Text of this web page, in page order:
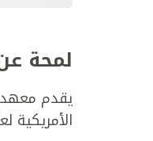
لمحة
يقدم معهد
الأمريكية